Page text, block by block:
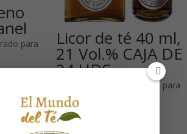
para
Licor de té 40 ml,
21 Vol.% CAJA DE
24 UDS
Necesitas estar registrado para
ver los precios